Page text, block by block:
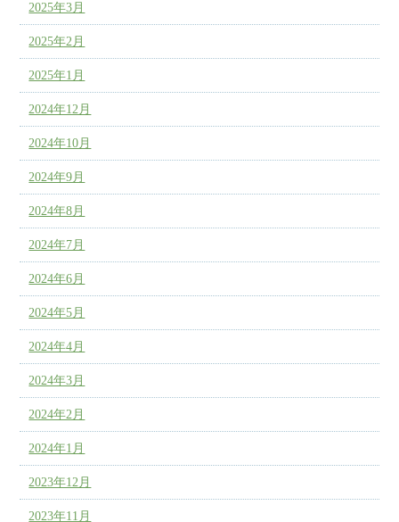
2025年3月
2025年2月
2025年1月
2024年12月
2024年10月
2024年9月
2024年8月
2024年7月
2024年6月
2024年5月
2024年4月
2024年3月
2024年2月
2024年1月
2023年12月
2023年11月